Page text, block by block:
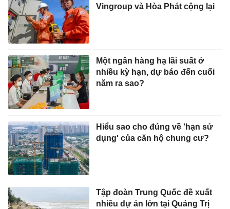
Vingroup và Hòa Phát cộng lại
Một ngân hàng hạ lãi suất ở
nhiều kỳ hạn, dự báo đến cuối
năm ra sao?
Hiểu sao cho đúng về 'hạn sử
dụng' của căn hộ chung cư?
Tập đoàn Trung Quốc đề xuất
nhiều dự án lớn tại Quảng Trị